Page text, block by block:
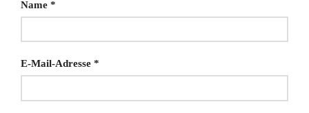
Name *
E-Mail-Adresse *